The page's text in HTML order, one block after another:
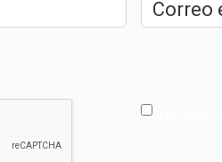
electrónico*